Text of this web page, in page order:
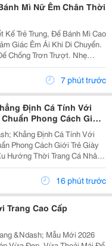
Mì Nữ Êm Chân Thời
Kế Trẻ Trung, Đế Bánh Mì Cao
Giác Êm Ái Khi Di Chuyển.
Đồ Với Váy,
Quần Jean, Quần Short Đều Đẹp. Phù Hợp...7 phút trước
Định Cá Tính Với
Phong Cách Giới
Khẳng Định Cá Tính Với
Cách Giới Trẻ Giày
Hướng Thời Trang Cá Nhân
Ở Việc Mặc Đẹp, Việc Thể...
16 phút trước
Trang Cao Cấp
&Ndash; Mẫu Mới 2026